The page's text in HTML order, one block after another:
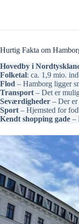
Hurtig Fakta om
Hovedby i
Folketal: ca. 1,9 mio.
Flod – Hamborg ligger
Transport – Det er
Seværdigheder – Der
Sport – Hjemsted for
Kendt shopping gade –